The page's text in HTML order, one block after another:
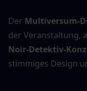
Der Multiversum-
der Veranstaltung,
Noir-Detektiv-
stimmiges Design